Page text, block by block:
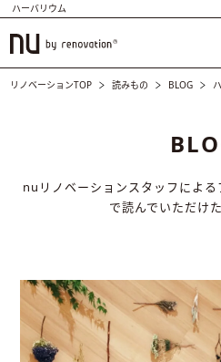
ハーバリウム
リノベーションTOP 読みもの BLOG
nuリノベーションスタッフによる
で読んでいただけ